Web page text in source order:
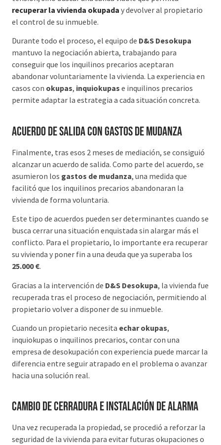
recuperar la vivienda okupada y devolver al propietario
el control de su inmueble.
Durante todo el proceso, el equipo de D&S Desokupa
mantuvo la negociación abierta, trabajando para
conseguir que los inquilinos precarios aceptaran
abandonar voluntariamente la vivienda. La experiencia en
casos con okupas, inquiokupas e inquilinos precarios
permite adaptar la estrategia a cada situación concreta.
Acuerdo de salida con gastos de mudanza
Finalmente, tras esos 2 meses de mediación, se consiguió
alcanzar un acuerdo de salida. Como parte del acuerdo, se
asumieron los gastos de mudanza, una medida que
facilitó que los inquilinos precarios abandonaran la
vivienda de forma voluntaria.
Este tipo de acuerdos pueden ser determinantes cuando se
busca cerrar una situación enquistada sin alargar más el
conflicto. Para el propietario, lo importante era recuperar
su vivienda y poner fin a una deuda que ya superaba los
25.000 €.
Gracias a la intervención de D&S Desokupa, la vivienda fue
recuperada tras el proceso de negociación, permitiendo al
propietario volver a disponer de su inmueble.
Cuando un propietario necesita echar okupas,
inquiokupas o inquilinos precarios, contar con una
empresa de desokupación con experiencia puede marcar la
diferencia entre seguir atrapado en el problema o avanzar
hacia una solución real.
Cambio de cerradura e instalación de alarma
Una vez recuperada la propiedad, se procedió a reforzar la
seguridad de la vivienda para evitar futuras okupaciones o